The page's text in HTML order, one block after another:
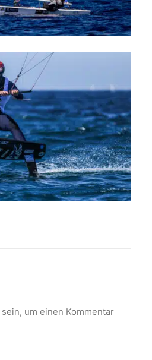
sein, um einen Kommentar